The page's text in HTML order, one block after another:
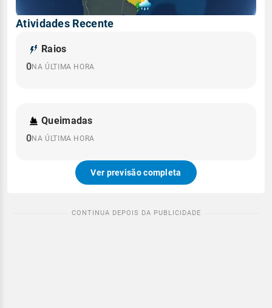
Atividades Recente
Raios
0NA ÚLTIMA HORA
Queimadas
0NA ÚLTIMA HORA
Ver previsão completa